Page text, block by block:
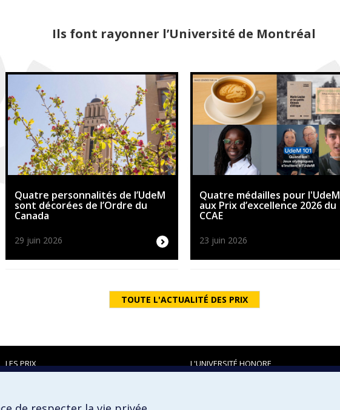
Ils font rayonner l’Université de Montréal
Quatre personnalités de l’UdeM
sont décorées de l’Ordre du
Canada
29 juin 2026
Quatre médailles pour l'UdeM
aux Prix d’excellence 2026 du
CCAE
23 juin 2026
TOUTE L'ACTUALITÉ DES PRIX
LES PRIX L'UNIVERSITÉ HONORE